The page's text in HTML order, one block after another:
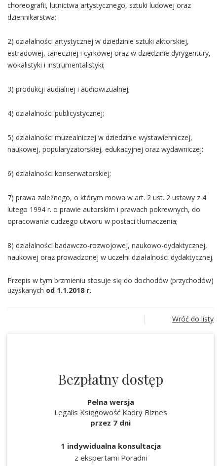
choreografii, lutnictwa artystycznego, sztuki ludowej oraz
dziennikarstwa;
2) działalności artystycznej w dziedzinie sztuki aktorskiej,
estradowej, tanecznej i cyrkowej oraz w dziedzinie dyrygentury,
wokalistyki i instrumentalistyki;
3) produkcji audialnej i audiowizualnej;
4) działalności publicystycznej;
5) działalności muzealniczej w dziedzinie wystawienniczej,
naukowej, popularyzatorskiej, edukacyjnej oraz wydawniczej;
6) działalności konserwatorskiej;
7) prawa zależnego, o którym mowa w art. 2 ust. 2 ustawy z 4
lutego 1994 r. o prawie autorskim i prawach pokrewnych, do
opracowania cudzego utworu w postaci tłumaczenia;
8) działalności badawczo-rozwojowej, naukowo-dydaktycznej,
naukowej oraz prowadzonej w uczelni działalności dydaktycznej.
Przepis w tym brzmieniu stosuje się do dochodów (przychodów)
uzyskanych od 1.1.2018 r.
Wróć do listy
Bezpłatny dostęp
Pełna wersja
Legalis Księgowość Kadry Biznes
przez 7 dni
1 indywidualna konsultacja
z ekspertami Poradni